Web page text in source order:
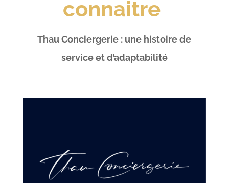
connaitre
Thau Conciergerie : une histoire de
service et d’adaptabilité